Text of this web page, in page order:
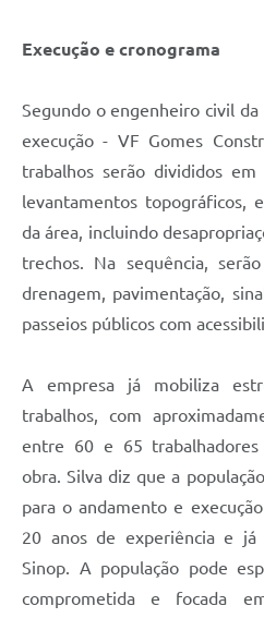
Execução e cronograma
Segundo o engenheiro civil
execução - VF Gomes
trabalhos serão divididos em
levantamentos topográficos,
da área, incluindo
trechos. Na sequência,
drenagem, pavimentação,
passeios públicos com
A empresa já mobiliza
trabalhos, com
entre 60 e 65
obra. Silva diz que a
para o andamento e
20 anos de experiência e já
Sinop. A população pode
comprometida e focada